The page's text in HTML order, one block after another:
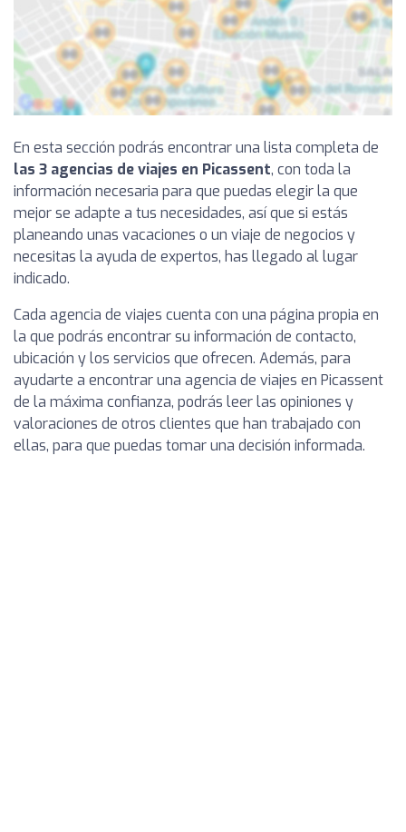
En esta sección podrás encontrar una lista completa de
las 3 agencias de viajes en Picassent, con toda la
información necesaria para que puedas elegir la que
mejor se adapte a tus necesidades, así que si estás
planeando unas vacaciones o un viaje de negocios y
necesitas la ayuda de expertos, has llegado al lugar
indicado.
Cada agencia de viajes cuenta con una página propia en
la que podrás encontrar su información de contacto,
ubicación y los servicios que ofrecen. Además, para
ayudarte a encontrar una agencia de viajes en Picassent
de la máxima confianza, podrás leer las opiniones y
valoraciones de otros clientes que han trabajado con
ellas, para que puedas tomar una decisión informada.